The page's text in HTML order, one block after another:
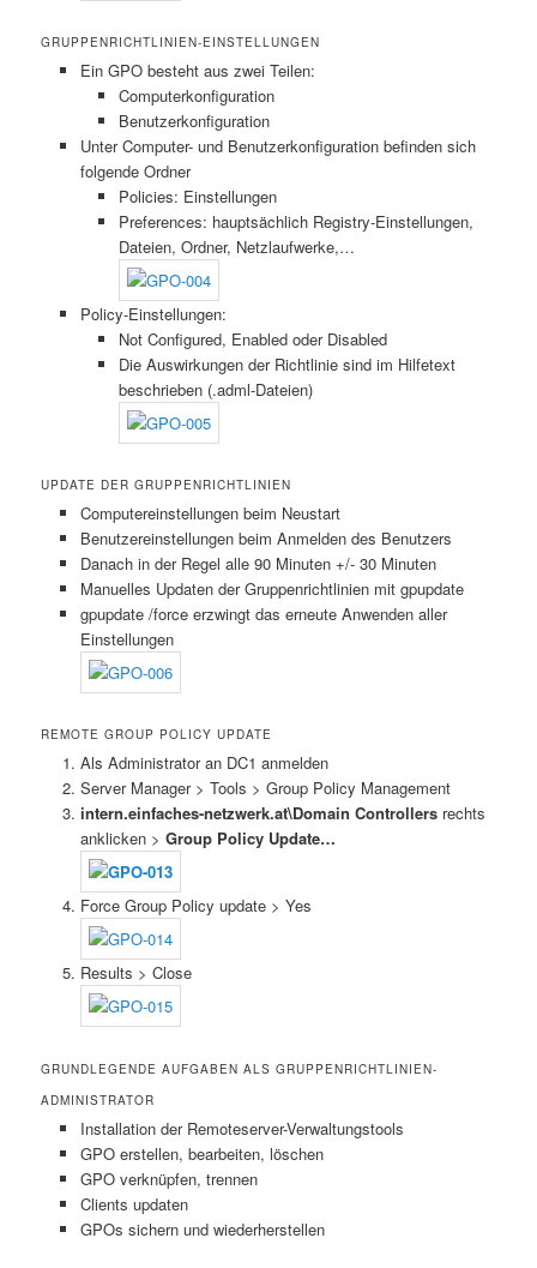
GRUPPENRICHTLINIEN-EINSTELLUNGEN
Ein GPO besteht aus zwei Teilen:
Computerkonfiguration
Benutzerkonfiguration
Unter Computer- und Benutzerkonfiguration befinden sich
folgende Ordner
Policies: Einstellungen
Preferences: hauptsächlich Registry-Einstellungen,
Dateien, Ordner, Netzlaufwerke,…
Policy-Einstellungen:
Not Configured, Enabled oder Disabled
Die Auswirkungen der Richtlinie sind im Hilfetext
beschrieben (.adml-Dateien)
UPDATE DER GRUPPENRICHTLINIEN
Computereinstellungen beim Neustart
Benutzereinstellungen beim Anmelden des Benutzers
Danach in der Regel alle 90 Minuten +/- 30 Minuten
Manuelles Updaten der Gruppenrichtlinien mit gpupdate
gpupdate /force erzwingt das erneute Anwenden aller
Einstellungen
REMOTE GROUP POLICY UPDATE
Als Administrator an DC1 anmelden
Server Manager > Tools > Group Policy Management
intern.einfaches-netzwerk.at\Domain Controllersrechts
anklicken > Group Policy Update…
Force Group Policy update > Yes
Results > Close
GRUNDLEGENDE AUFGABEN ALS GRUPPENRICHTLINIEN-
ADMINISTRATOR
Installation der Remoteserver-Verwaltungstools
GPO erstellen, bearbeiten, löschen
GPO verknüpfen, trennen
Clients updaten
GPOs sichern und wiederherstellen